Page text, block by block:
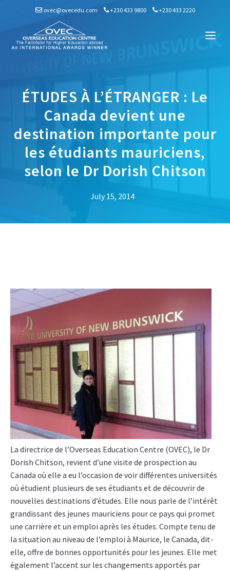
ovec@ovecedu.com +230 433 9800 +230 433 2220
ÉTUDES À L’ÉTRANGER : Le
Canada devient une
destination importante pour
les étudiants mauriciens,
selon le Dr Dorish Chitson
July 15, 2014
La directrice de l’Overseas Education Centre (OVEC), le Dr
Dorish Chitson, revient d’une visite de prospection au
Canada où elle a eu l’occasion de voir différentes universités
où étudient plusieurs de ses étudiants et de découvrir de
nouvelles destinations d’études. Elle nous parle de l’intérêt
grandissant des jeunes mauriciens pour ce pays qui promet
une carrière et un emploi après les études. Compte tenu de
la situation au niveau de l’emploi à Maurice, le Canada, dit-
elle, offre de bonnes opportunités pour les jeunes. Elle met
également l’accent sur les changements apportés par